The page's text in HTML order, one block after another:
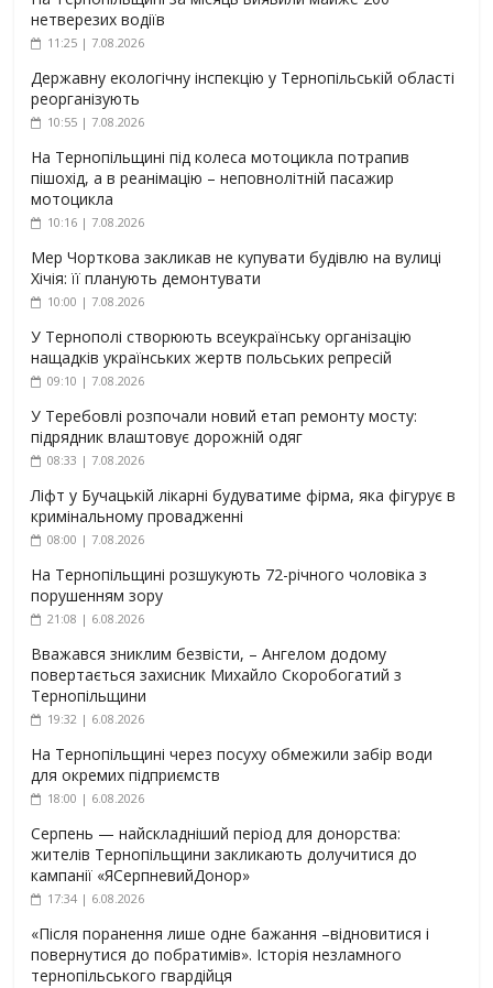
нетверезих водіїв
11:25 | 7.08.2026
Державну екологічну інспекцію у Тернопільській області
реорганізують
10:55 | 7.08.2026
На Тернопільщині під колеса мотоцикла потрапив
пішохід, а в реанімацію – неповнолітній пасажир
мотоцикла
10:16 | 7.08.2026
Мер Чорткова закликав не купувати будівлю на вулиці
Хічія: її планують демонтувати
10:00 | 7.08.2026
У Тернополі створюють всеукраїнську організацію
нащадків українських жертв польських репресій
09:10 | 7.08.2026
У Теребовлі розпочали новий етап ремонту мосту:
підрядник влаштовує дорожній одяг
08:33 | 7.08.2026
Ліфт у Бучацькій лікарні будуватиме фірма, яка фігурує в
кримінальному провадженні
08:00 | 7.08.2026
На Тернопільщині розшукують 72-річного чоловіка з
порушенням зору
21:08 | 6.08.2026
Вважався зниклим безвісти, – Ангелом додому
повертається захисник Михайло Скоробогатий з
Тернопільщини
19:32 | 6.08.2026
На Тернопільщині через посуху обмежили забір води
для окремих підприємств
18:00 | 6.08.2026
Серпень — найскладніший період для донорства:
жителів Тернопільщини закликають долучитися до
кампанії «ЯСерпневийДонор»
17:34 | 6.08.2026
«Після поранення лише одне бажання –відновитися і
повернутися до побратимів». Історія незламного
тернопільського гвардійця